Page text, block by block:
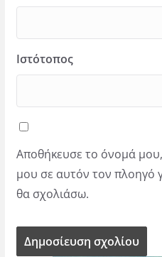
Ιστότοπος
Αποθήκευσε το όνομά
μου σε αυτόν τον πλοηγό
θα σχολιάσω.